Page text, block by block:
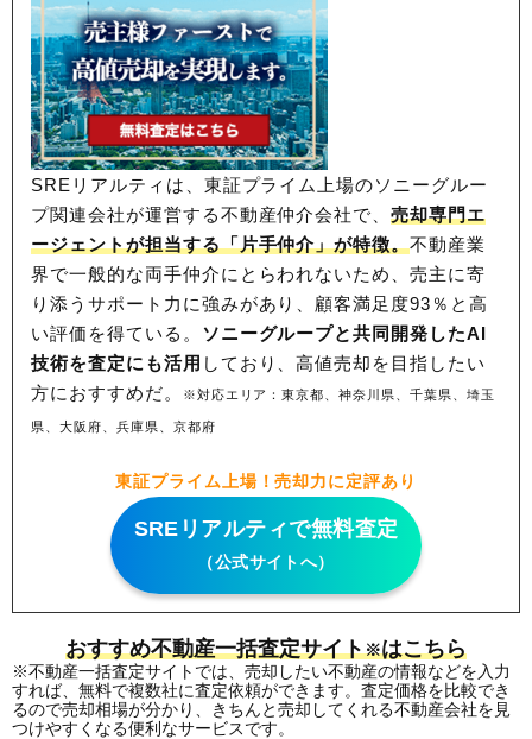
SREリアルティは、東証プライム上場のソニーグルー
プ関連会社が運営する不動産仲介会社で、売却専門エ
ージェントが担当する「片手仲介」が特徴。不動産業
界で一般的な両手仲介にとらわれないため、売主に寄
り添うサポート力に強みがあり、顧客満足度93％と高
い評価を得ている。 ソニーグループと共同開発したAI
技術を査定にも活用 しており、高値売却を目指したい
方におすすめだ。
※対応エリア：東京都、神奈川県、千葉県、埼玉
県、大阪府、兵庫県、京都府
東証プライム上場！売却力に定評あり
SREリアルティで無料査定
（公式サイトへ）
おすすめ不動産一括査定サイト※はこちら
※不動産一括査定サイトでは、売却したい不動産の情報などを入力
すれば、無料で複数社に査定依頼ができます。査定価格を比較でき
るので売却相場が分かり、きちんと売却してくれる不動産会社を見
つけやすくなる便利なサービスです。